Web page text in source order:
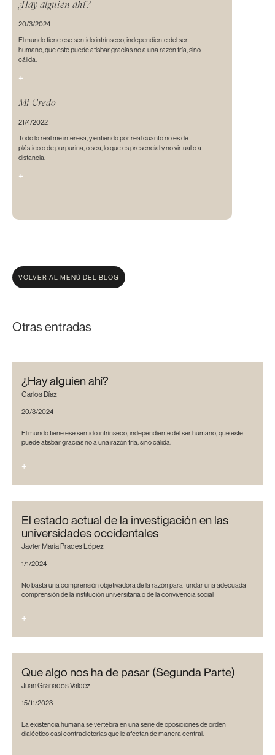
¿Hay alguien ahí?
20/3/2024
El mundo tiene ese sentido intrínseco, independiente del ser
humano, que este puede atisbar gracias no a una razón fría, sino
cálida.
+
Mi Credo
21/4/2022
Todo lo real me interesa, y entiendo por real cuanto no es de
plástico o de purpurina, o sea, lo que es presencial y no virtual o a
distancia.
+
VOLVER AL MENÚ DEL BLOG
Otras entradas
¿Hay alguien ahí?
Carlos Díaz
20/3/2024
El mundo tiene ese sentido intrínseco, independiente del ser humano, que este
puede atisbar gracias no a una razón fría, sino cálida.
+
El estado actual de la investigación en las
universidades occidentales
Javier María Prades López
1/1/2024
No basta una comprensión objetivadora de la razón para fundar una adecuada
comprensión de la institución universitaria o de la convivencia social
+
Que algo nos ha de pasar (Segunda Parte)
Juan Granados Valdéz
15/11/2023
La existencia humana se vertebra en una serie de oposiciones de orden
dialéctico casi contradictorias que le afectan de manera central.